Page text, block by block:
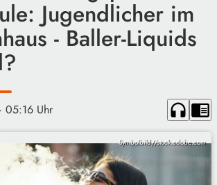
Jugendlicher im
- Baller-Liquids
· 05:16 Uhr headphones chrome_reader_mode
Symbolbild//stock.adobe.com